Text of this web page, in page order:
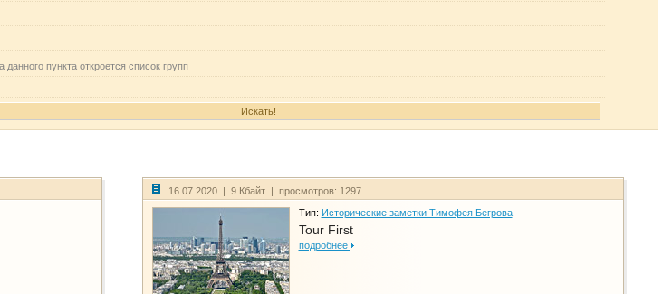
данного пункта откроется список групп
16.07.2020 | 9 Кбайт | просмотров: 1297
Тип: Исторические заметки Тимофея Бегрова
Tour First
подробнее